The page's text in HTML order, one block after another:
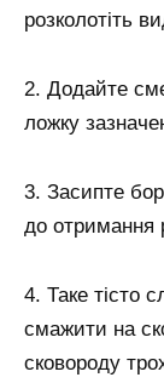
розколотіть
2. Додайте
ложку
3. Засипте
до отримання
4. Таке тісто
смажити на
сковороду